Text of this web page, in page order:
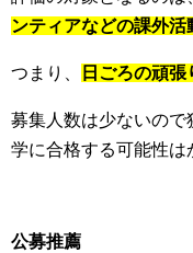
ンティアなどの課外活
つまり、 日ごろの頑
募集人数は少ないの
学に合格する可能性は
公募推薦